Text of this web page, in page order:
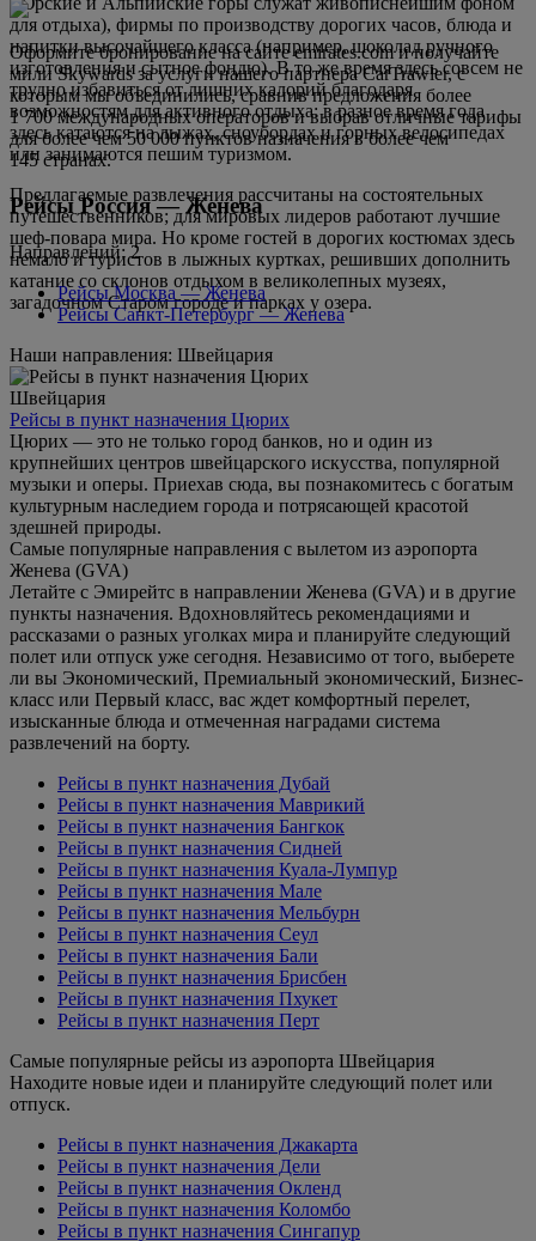
для отдыха), фирмы по производству дорогих часов, блюда и
напитки высочайшего класса (например, шоколад ручного
изготовления и сытное фондю). В то же время здесь совсем не
трудно избавиться от лишних калорий благодаря
возможностям для активного отдыха: в разное время года
здесь катаются на лыжах, сноубордах и горных велосипедах
или занимаются пешим туризмом.
Предлагаемые развлечения рассчитаны на состоятельных
путешественников; для мировых лидеров работают лучшие
шеф-повара мира. Но кроме гостей в дорогих костюмах здесь
немало и туристов в лыжных куртках, решивших дополнить
катание со склонов отдыхом в великолепных музеях,
загадочном Старом городе и парках у озера.
Оформите бронирование на сайте emirates.com и получайте
мили Skywards за услуги нашего партнера CarTrawler, с
которым мы объединились, сравнив предложения более
1 700 международных операторов и выбрав отличные тарифы
для более чем 50 000 пунктов назначения в более чем
145 странах.
Рейсы Россия — Женева
Направлений: 2
Рейсы Москва — Женева
Рейсы Санкт-Петербург — Женева
Наши направления: Швейцария
Швейцария
Рейсы в пункт назначения Цюрих
Цюрих — это не только город банков, но и один из
крупнейших центров швейцарского искусства, популярной
музыки и оперы. Приехав сюда, вы познакомитесь с богатым
культурным наследием города и потрясающей красотой
здешней природы.
Самые популярные направления с вылетом из аэропорта
Женева (GVA)
Летайте с Эмирейтс в направлении Женева (GVA) и в другие
пункты назначения. Вдохновляйтесь рекомендациями и
рассказами о разных уголках мира и планируйте следующий
полет или отпуск уже сегодня. Независимо от того, выберете
ли вы Экономический, Премиальный экономический, Бизнес-
класс или Первый класс, вас ждет комфортный перелет,
изысканные блюда и отмеченная наградами система
развлечений на борту.
Рейсы в пункт назначения Дубай
Рейсы в пункт назначения Маврикий
Рейсы в пункт назначения Бангкок
Рейсы в пункт назначения Сидней
Рейсы в пункт назначения Куала-Лумпур
Рейсы в пункт назначения Мале
Рейсы в пункт назначения Мельбурн
Рейсы в пункт назначения Сеул
Рейсы в пункт назначения Бали
Рейсы в пункт назначения Брисбен
Рейсы в пункт назначения Пхукет
Рейсы в пункт назначения Перт
Самые популярные рейсы из аэропорта Швейцария
Находите новые идеи и планируйте следующий полет или
отпуск.
Рейсы в пункт назначения Джакарта
Рейсы в пункт назначения Дели
Рейсы в пункт назначения Окленд
Рейсы в пункт назначения Коломбо
Рейсы в пункт назначения Сингапур